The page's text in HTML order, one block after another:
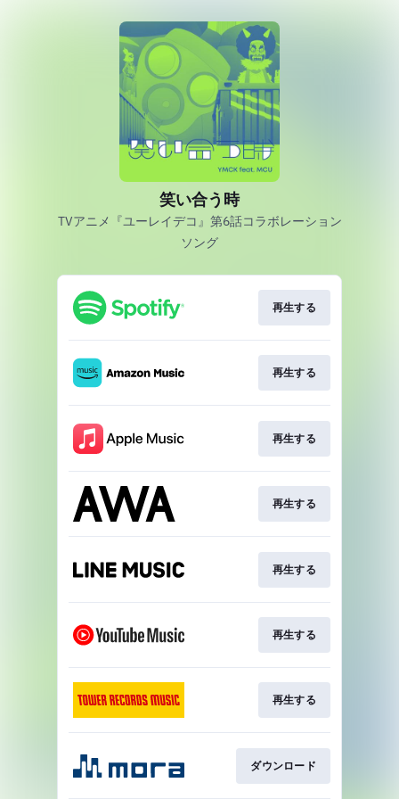
笑い合う時
TVアニメ『ユーレイデコ』第6話コラボレーション
ソング
再生する
再生する
再生する
再生する
再生する
再生する
再生する
ダウンロード